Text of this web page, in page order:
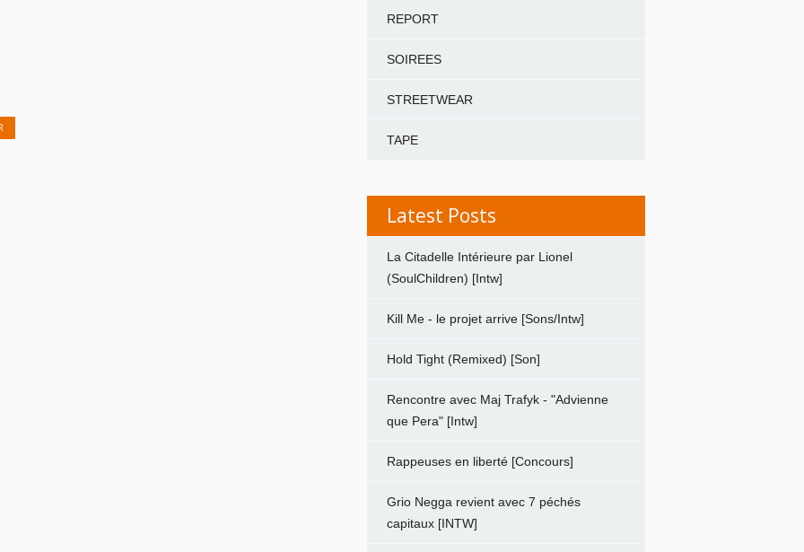
REPORT
SOIREES
STREETWEAR
TAPE
Latest Posts
La Citadelle Intérieure par Lionel
(SoulChildren) [Intw]
Kill Me - le projet arrive [Sons/Intw]
Hold Tight (Remixed) [Son]
Rencontre avec Maj Trafyk - "Advienne
que Pera" [Intw]
Rappeuses en liberté [Concours]
Grio Negga revient avec 7 péchés
capitaux [INTW]